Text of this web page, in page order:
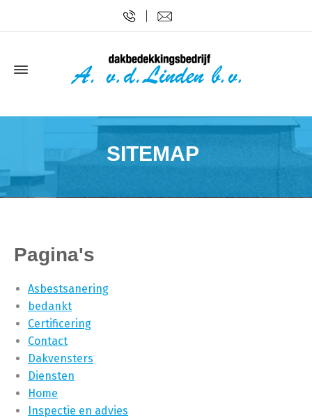
SITEMAP
Pagina's
Asbestsanering
bedankt
Certificering
Contact
Dakvensters
Diensten
Home
Inspectie en advies